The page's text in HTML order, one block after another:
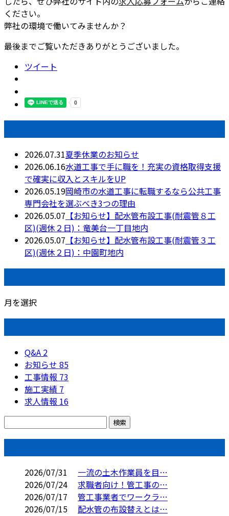
ください。
弊社の環境で働いてみませんか？
最後までご覧いただきありがとうございました。
ツイート
2026.07.31夏季休業のお知らせ
2026.06.16水道工事で手に職を！充実の資格取得支援
で確実に収入とスキルをUP
2026.05.19岡崎市の水道工事に転職するなら公共工事
専門会社を選ぶべき3つの理由
2026.05.07 【お知らせ】配水管布設工事(耐震管８工
区)(週休２日)：竜美台一丁目地内
2026.05.07 【お知らせ】配水管布設工事(耐震管３工
区)(週休２日)：中園町地内
月を選択
Q&A 2
お知らせ 85
工事情報 73
施工実績 7
求人情報 16
2026/07/31
一流の土木作業員を目…
2026/07/24
求職者向け！管工事の…
2026/07/17
管工事業者でワークラ…
2026/07/15
配水管の布設替えとは…